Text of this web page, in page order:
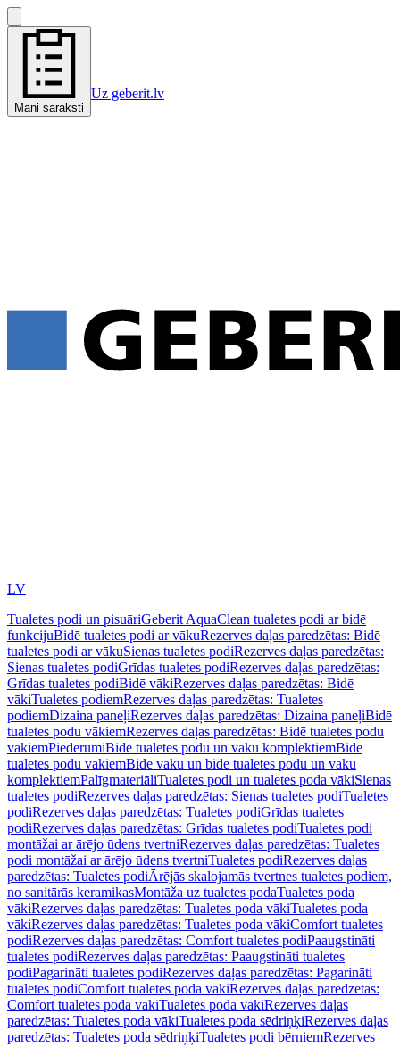
Mani saraksti
Uz geberit.lv
LV
Tualetes podi un pisuāriGeberit AquaClean tualetes podi ar bidē
funkcijuBidē tualetes podi ar vākuRezerves daļas paredzētas: Bidē
tualetes podi ar vākuSienas tualetes podiRezerves daļas paredzētas:
Sienas tualetes podiGrīdas tualetes podiRezerves daļas paredzētas:
Grīdas tualetes podiBidē vākiRezerves daļas paredzētas: Bidē
vākiTualetes podiemRezerves daļas paredzētas: Tualetes
podiemDizaina paneļiRezerves daļas paredzētas: Dizaina paneļiBidē
tualetes podu vākiemRezerves daļas paredzētas: Bidē tualetes podu
vākiemPiederumiBidē tualetes podu un vāku komplektiemBidē
tualetes podu vākiemBidē vāku un bidē tualetes podu un vāku
komplektiemPalīgmateriāliTualetes podi un tualetes poda vākiSienas
tualetes podiRezerves daļas paredzētas: Sienas tualetes podiTualetes
podiRezerves daļas paredzētas: Tualetes podiGrīdas tualetes
podiRezerves daļas paredzētas: Grīdas tualetes podiTualetes podi
montāžai ar ārējo ūdens tvertniRezerves daļas paredzētas: Tualetes
podi montāžai ar ārējo ūdens tvertniTualetes podiRezerves daļas
paredzētas: Tualetes podiĀrējās skalojamās tvertnes tualetes podiem,
no sanitārās keramikasMontāža uz tualetes podaTualetes poda
vākiRezerves daļas paredzētas: Tualetes poda vākiTualetes poda
vākiRezerves daļas paredzētas: Tualetes poda vākiComfort tualetes
podiRezerves daļas paredzētas: Comfort tualetes podiPaaugstināti
tualetes podiRezerves daļas paredzētas: Paaugstināti tualetes
podiPagarināti tualetes podiRezerves daļas paredzētas: Pagarināti
tualetes podiComfort tualetes poda vākiRezerves daļas paredzētas:
Comfort tualetes poda vākiTualetes poda vākiRezerves daļas
paredzētas: Tualetes poda vākiTualetes poda sēdriņķiRezerves daļas
paredzētas: Tualetes poda sēdriņķiTualetes podi bērniemRezerves